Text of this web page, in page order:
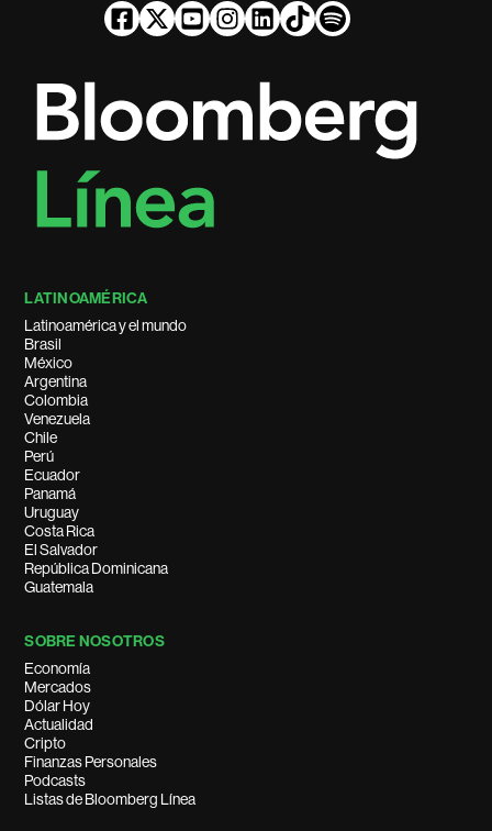
LATINOAMÉRICA
Latinoamérica y el mundo
Brasil
México
Argentina
Colombia
Venezuela
Chile
Perú
Ecuador
Panamá
Uruguay
Costa Rica
El Salvador
República Dominicana
Guatemala
SOBRE NOSOTROS
Economía
Mercados
Dólar Hoy
Actualidad
Cripto
Finanzas Personales
Podcasts
Listas de Bloomberg Línea